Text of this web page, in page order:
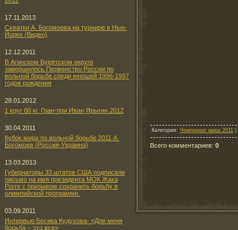
17.11.2013
Схватки А. Богомоева на турнире в Нью-
Йорке (Видео)
12.12.2011
В Агинском Бурятском округе
завершилось Первенство России по
вольной борьбе среди юношей 1996-1997
годов рождения
28.01.2012
1 круг 60 кг. Гран-при Иван Ярыгин 2012
30.04.2011
Кубок мира по вольной борьбе 2011 А.
Богомоев (Россия-Украина)
13.03.2013
Губернаторы 33 штатов США подписали
письмо на имя президента МОК Жака
Рогге с призывом сохранить борьбу в
олимпийской программе.
03.09.2011
Интервью Бесика Кудухова- «Для меня
борьба – это все»
Категория: Чемпионат мира 2011
Всего комментариев: 0